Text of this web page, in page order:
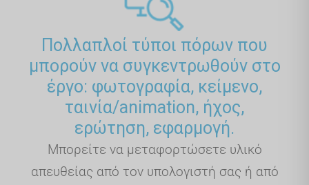
Πολλαπλοί τύποι πόρων που
μπορούν να συγκεντρωθούν στο
έργο: φωτογραφία, κείμενο,
ταινία/animation, ήχος,
ερώτηση, εφαρμογή.
Μπορείτε να μεταφορτώσετε υλικό
απευθείας από τον υπολογιστή σας ή από